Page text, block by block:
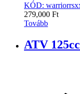
KÓD:
279,000 Ft
Tovább
ATV